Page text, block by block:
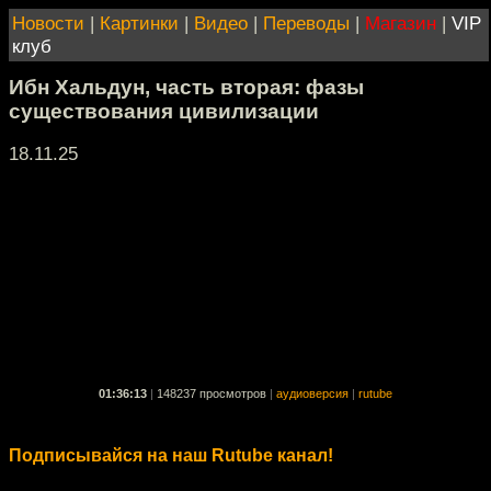
Новости | Картинки | Видео | Переводы | Магазин | VIP
клуб
Ибн Хальдун, часть вторая: фазы
существования цивилизации
18.11.25
01:36:13 148237 просмотров аудиоверсия rutube
Подписывайся на наш Rutube канал!